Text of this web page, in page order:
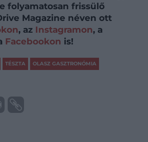
folyamatosan frissülő
Magazine néven ott
, az Instagramon, a
Facebookon is!
TÉSZTA OLASZ GASZTRONÓMIA